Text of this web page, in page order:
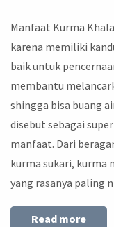
Manfaat Kurma
karena memiliki
baik untuk
membantu
shingga bisa buang
disebut sebagai
manfaat. Dari
kurma sukari, kurma
yang rasanya paling
Read more